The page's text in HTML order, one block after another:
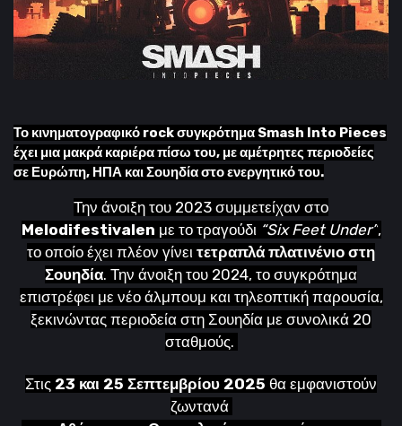
Το κινηματογραφικό rock συγκρότημα Smash Into Pieces
έχει μια μακρά καριέρα πίσω του, με αμέτρητες περιοδείες
σε Ευρώπη, ΗΠΑ και Σουηδία στο ενεργητικό του.
Την άνοιξη του 2023 συμμετείχαν στο
Melodifestivalen με το τραγούδι “Six Feet Under”,
το οποίο έχει πλέον γίνει τετραπλά πλατινένιο στη
Σουηδία. Την άνοιξη του 2024, το συγκρότημα
επιστρέφει με νέο άλμπουμ και τηλεοπτική παρουσία,
ξεκινώντας περιοδεία στη Σουηδία με συνολικά 20
σταθμούς.
Στις 23 και 25 Σεπτεμβρίου 2025 θα εμφανιστούν
ζωντανά